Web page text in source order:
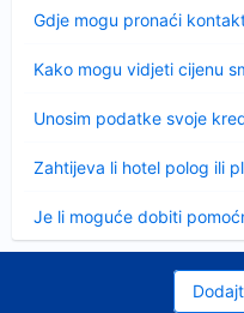
Gdje mogu pronaći
Kako mogu vidjeti cijenu
Unosim podatke svoje
Zahtijeva li hotel polog ili
Je li moguće dobiti